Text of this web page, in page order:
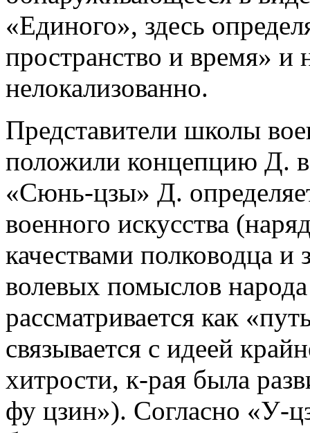
«Единого», здесь
пространство и время»
нелокализованно.
Представители школы
положили концепцию Д.
«Сюнь-цзы» Д.
военного искусства
качествами полководца и
волевых помыслов
рассматривается как
связывается с идеей
хитрости, к-рая была
фу цзин»). Согласно «У-